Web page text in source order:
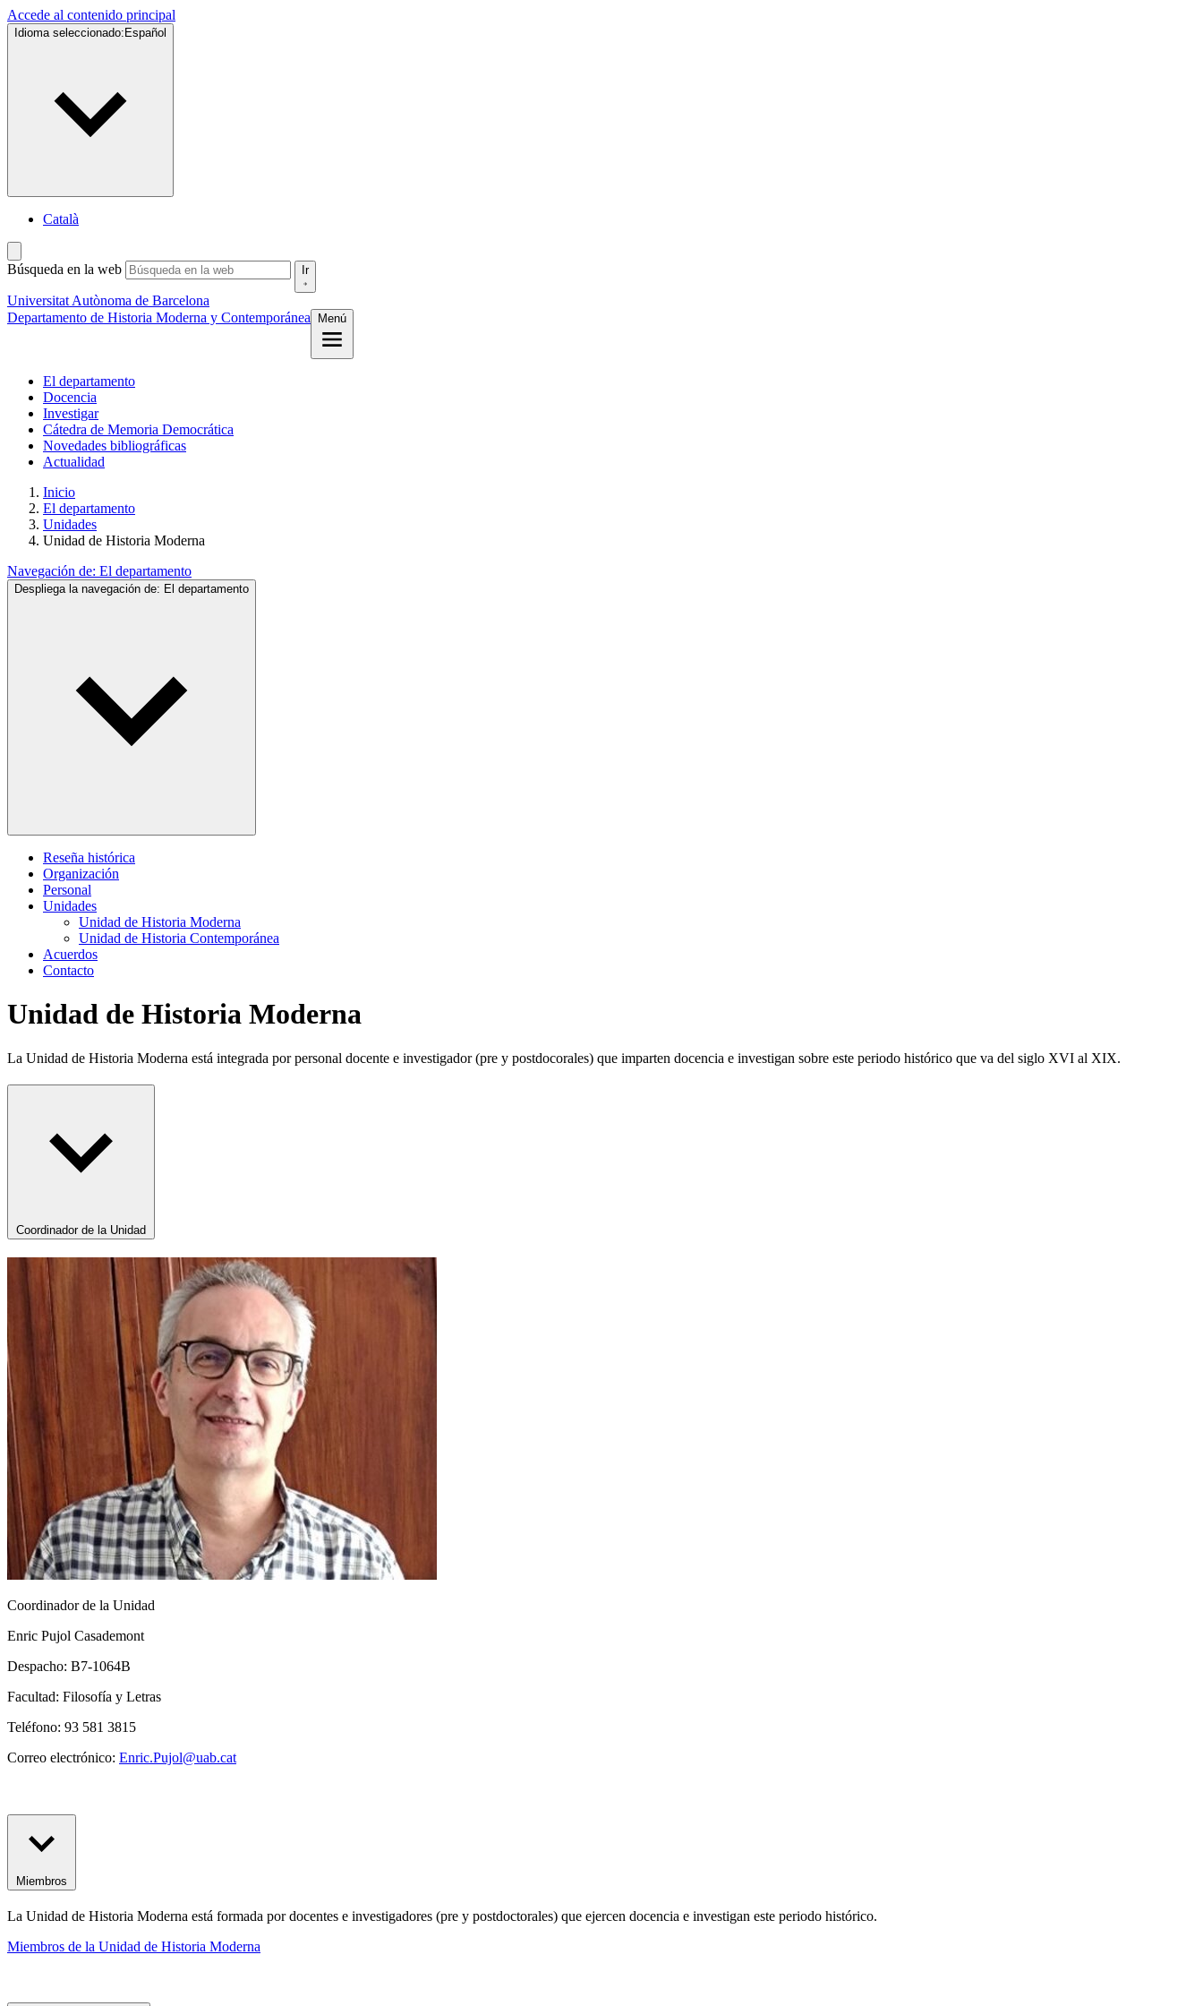
Accede al contenido principal
Idioma seleccionado: Español
Català
Búsqueda en la web Ir
Universitat Autònoma de Barcelona
Departamento de Historia Moderna y Contemporánea
Menú
El departamento
Docencia
Investigar
Cátedra de Memoria Democrática
Novedades bibliográficas
Actualidad
Inicio
El departamento
Unidades
Unidad de Historia Moderna
Navegación de: El departamento
Despliega la navegación de: El departamento
Reseña histórica
Organización
Personal
Unidades
Unidad de Historia Moderna
Unidad de Historia Contemporánea
Acuerdos
Contacto
Unidad de Historia Moderna
La Unidad de Historia Moderna está integrada por personal docente e investigador (pre y postdocorales) que imparten docencia e investigan sobre este periodo histórico que va del siglo XVI al XIX.
Coordinador de la Unidad
Coordinador de la Unidad
Enric Pujol Casademont
Despacho: B7-1064B
Facultad: Filosofía y Letras
Teléfono: 93 581 3815
Correo electrónico: Enric.Pujol@uab.cat
Miembros
La Unidad de Historia Moderna está formada por docentes e investigadores (pre y postdoctorales) que ejercen docencia e investigan este periodo histórico.
Miembros de la Unidad de Historia Moderna